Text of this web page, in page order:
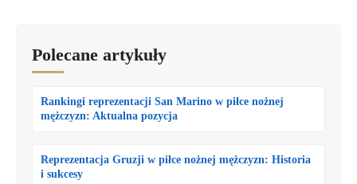
Polecane artykuły
Rankingi reprezentacji San Marino w piłce nożnej
mężczyzn: Aktualna pozycja
Reprezentacja Gruzji w piłce nożnej mężczyzn: Historia
i sukcesy